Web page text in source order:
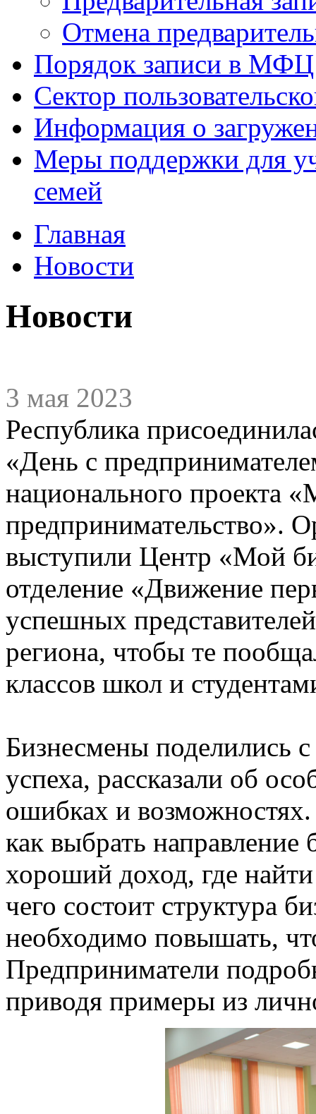
Отмена
Порядок записи в МФЦ
Сектор
Информация о
Меры поддержки для
семей
Главная
Новости
Новости
3 мая 2023
Республика
«День с
национального проекта
предпринимательство».
выступили Центр «Мой
отделение «Движение
успешных
региона, чтобы те
классов школ и
Бизнесмены поделились
успеха, рассказали об
ошибках и
как выбрать
хороший доход, где
чего состоит структура
необходимо повышать,
Предприниматели
приводя примеры из